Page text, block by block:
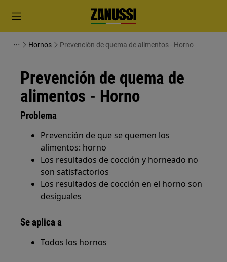
Hornos Prevención de quema de alimentos - Horno
Prevención de quema de
alimentos - Horno
Problema
Prevención de que se quemen los
alimentos: horno
Los resultados de cocción y horneado no
son satisfactorios
Los resultados de cocción en el horno son
desiguales
Se aplica a
Todos los hornos